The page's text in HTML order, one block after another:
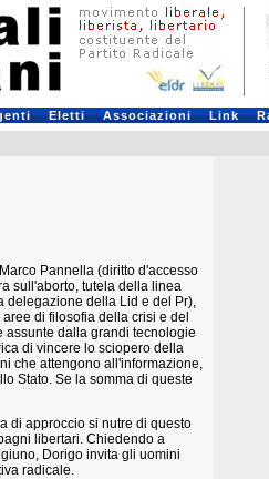
Eletti Associazioni Link
Pannella (diritto d'accesso
sull'aborto, tutela della linea
delegazione della Lid e del Pr),
di filosofia della crisi e del
assunte dalla grandi tecnologie
di vincere lo sciopero della
che attengono all'informazione,
Stato. Se la somma di queste
di approccio si nutre di questo
libertari. Chiedendo a
Dorigo invita gli uomini
radicale.